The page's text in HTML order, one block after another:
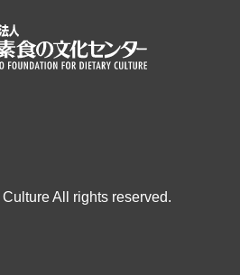
All rights reserved.